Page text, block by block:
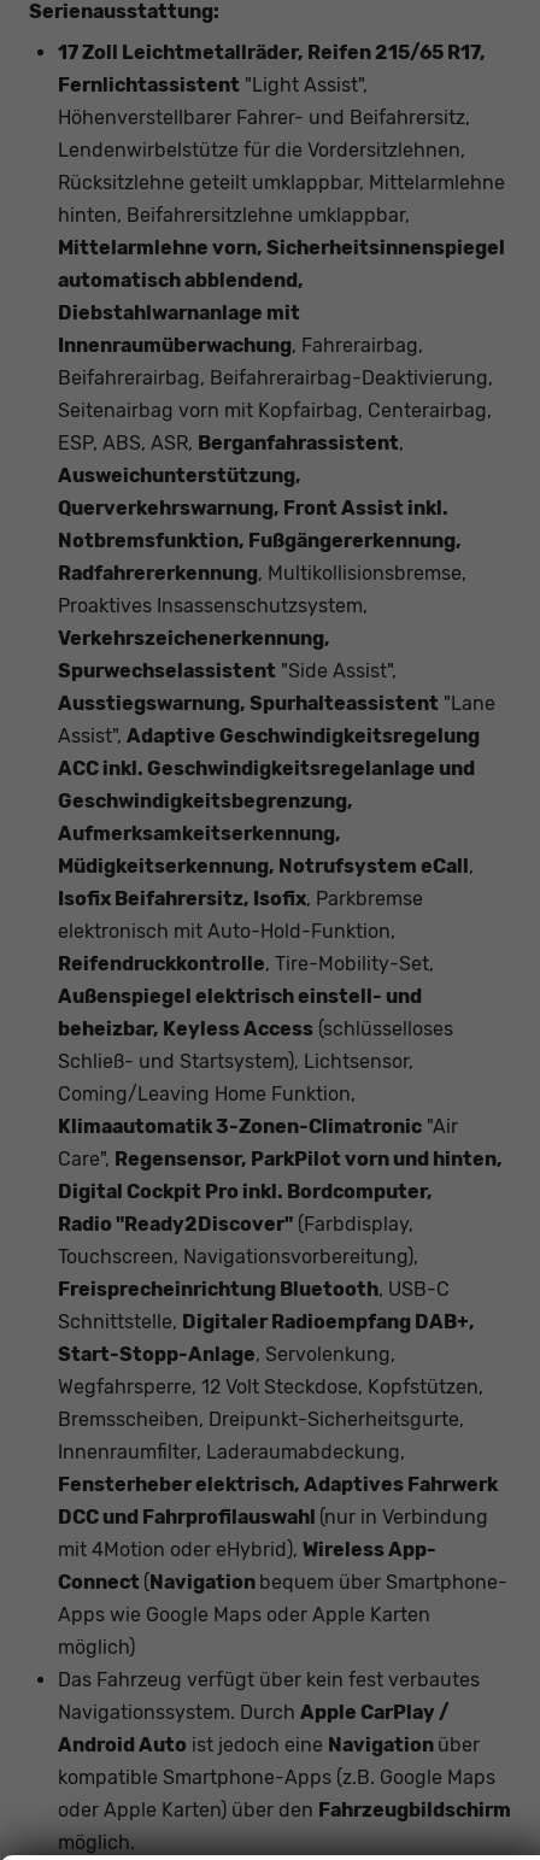
Serienausstattung:
17 Zoll Leichtmetallräder, Reifen 215/65 R17,
Fernlichtassistent "Light Assist",
Höhenverstellbarer Fahrer- und Beifahrersitz,
Lendenwirbelstütze für die Vordersitzlehnen,
Rücksitzlehne geteilt umklappbar, Mittelarmlehne
hinten, Beifahrersitzlehne umklappbar,
Mittelarmlehne vorn, Sicherheitsinnenspiegel
automatisch abblendend,
Diebstahlwarnanlage mit
Innenraumüberwachung, Fahrerairbag,
Beifahrerairbag, Beifahrerairbag-Deaktivierung,
Seitenairbag vorn mit Kopfairbag, Centerairbag,
ESP, ABS, ASR, Berganfahrassistent,
Ausweichunterstützung,
Querverkehrswarnung, Front Assist inkl.
Notbremsfunktion, Fußgängererkennung,
Radfahrererkennung, Multikollisionsbremse,
Proaktives Insassenschutzsystem,
Verkehrszeichenerkennung,
Spurwechselassistent "Side Assist",
Ausstiegswarnung, Spurhalteassistent "Lane
Assist", Adaptive Geschwindigkeitsregelung
ACC inkl. Geschwindigkeitsregelanlage und
Geschwindigkeitsbegrenzung,
Aufmerksamkeitserkennung,
Müdigkeitserkennung, Notrufsystem eCall,
Isofix Beifahrersitz, Isofix, Parkbremse
elektronisch mit Auto-Hold-Funktion,
Reifendruckkontrolle, Tire-Mobility-Set,
Außenspiegel elektrisch einstell- und
beheizbar, Keyless Access (schlüsselloses
Schließ- und Startsystem), Lichtsensor,
Coming/Leaving Home Funktion,
Klimaautomatik 3-Zonen-Climatronic "Air
Care", Regensensor, ParkPilot vorn und hinten,
Digital Cockpit Pro inkl. Bordcomputer,
Radio "Ready2Discover" (Farbdisplay,
Touchscreen, Navigationsvorbereitung),
Freisprecheinrichtung Bluetooth, USB-C
Schnittstelle, Digitaler Radioempfang DAB+,
Start-Stopp-Anlage, Servolenkung,
Wegfahrsperre, 12 Volt Steckdose, Kopfstützen,
Bremsscheiben, Dreipunkt-Sicherheitsgurte,
Innenraumfilter, Laderaumabdeckung,
Fensterheber elektrisch, Adaptives Fahrwerk
DCC und Fahrprofilauswahl (nur in Verbindung
mit 4Motion oder eHybrid), Wireless App-
Connect (Navigation bequem über Smartphone-
Apps wie Google Maps oder Apple Karten
möglich)
Das Fahrzeug verfügt über kein fest verbautes
Navigationssystem. Durch Apple CarPlay /
Android Auto ist jedoch eine Navigation über
kompatible Smartphone-Apps (z.B. Google Maps
oder Apple Karten) über den Fahrzeugbildschirm
möglich.